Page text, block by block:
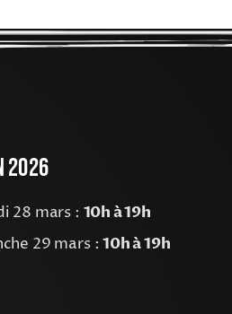
2026
28 mars : 10h à 19h
29 mars :10h à 19h